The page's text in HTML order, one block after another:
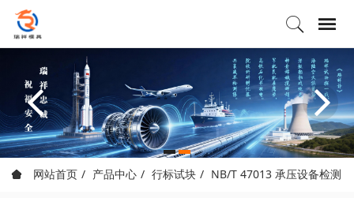
网站首页 产品中心 行标试块 NB/T 47013 承压设备检测